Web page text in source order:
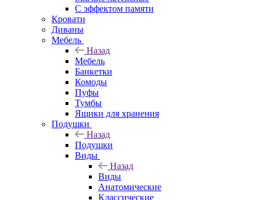
С эффектом памяти
Кровати
Диваны
Мебель
Назад
Мебель
Банкетки
Комоды
Пуфы
Тумбы
Ящики для хранения
Подушки
Назад
Подушки
Виды
Назад
Виды
Анатомические
Классические